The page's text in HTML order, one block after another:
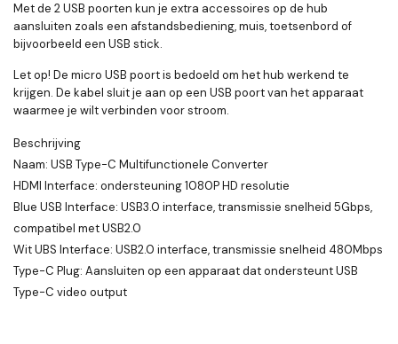
Met de 2 USB poorten kun je extra accessoires op de hub
aansluiten zoals een afstandsbediening, muis, toetsenbord of
bijvoorbeeld een USB stick.
Let op! De micro USB poort is bedoeld om het hub werkend te
krijgen. De kabel sluit je aan op een USB poort van het apparaat
waarmee je wilt verbinden voor stroom.
Beschrijving
Naam: USB Type-C Multifunctionele Converter
HDMI Interface: ondersteuning 1080P HD resolutie
Blue USB Interface: USB3.0 interface, transmissie snelheid 5Gbps,
compatibel met USB2.0
Wit UBS Interface: USB2.0 interface, transmissie snelheid 480Mbps
Type-C Plug: Aansluiten op een apparaat dat ondersteunt USB
Type-C video output